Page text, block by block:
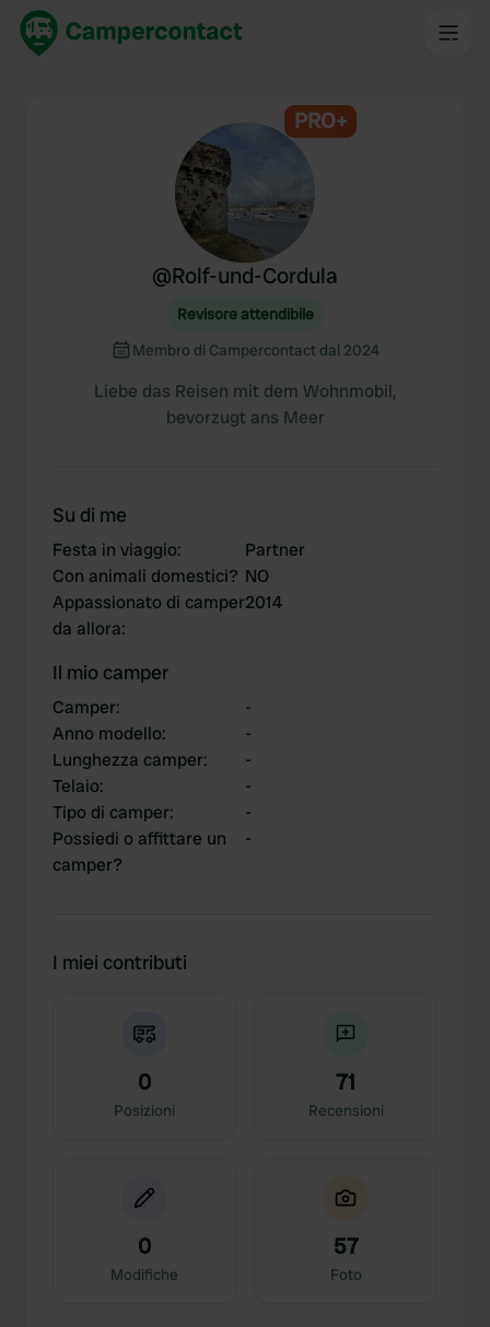
PRO+
@Rolf-und-Cordula
Revisore attendibile
Membro di Campercontact dal 2024
Liebe das Reisen mit dem Wohnmobil,
bevorzugt ans Meer
Su di me
Festa in viaggio:
Partner
Con animali domestici? NO
Appassionato di camper
da allora:
2014
Il mio camper
Camper:
-
Anno modello:
-
Lunghezza camper:
-
Telaio:
-
Tipo di camper:
-
Possiedi o affittare un
camper?
-
I miei contributi
0
Posizioni
71
Recensioni
0
Modifiche
57
Foto